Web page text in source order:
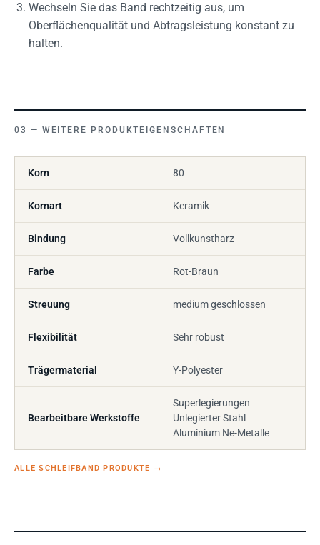
Wechseln Sie das Band rechtzeitig aus, um
Oberflächenqualität und Abtragsleistung konstant zu
halten.
WEITERE PRODUKTEIGENSCHAFTEN
Korn 80
Kornart Keramik
Bindung Vollkunstharz
Farbe Rot-Braun
Streuung medium geschlossen
Flexibilität Sehr robust
Trägermaterial Y-Polyester
Bearbeitbare Werkstoffe
Superlegierungen
Unlegierter Stahl
Aluminium Ne-Metalle
ALLE SCHLEIFBAND PRODUKTE →